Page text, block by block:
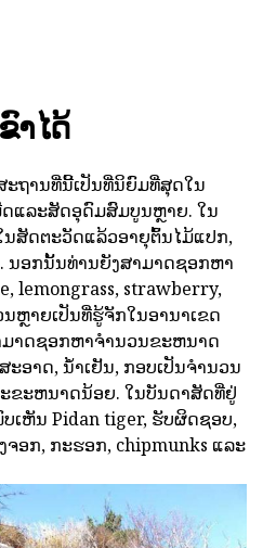
າໄດ້
ະຖານທີ່ນີ້ເປັນທີ່ນິຍົມທີ່ສຸດໃນ
ດແລະສັດອຸດົມສົມບູນຫຼາຍ. ໃນ
ນສັດຕະວັດແລ້ວອາຍຸຕົ້ນໄມ້ແປກ,
ນອກນັ້ນທ່ານຍັງສາມາດຊອກຫາ
lemongrass, strawberry,
ຫຼາຍເປັນທີ່ຮູ້ຈັກໃນອານາເຂດ
ມາດຊອກຫາຈໍານວນຂະຫນາດ
ອາດ, ນ້ໍາເຢັນ, ກອບເປັນຈໍານວນ
ຂະຫນາດນ້ອຍ. ໃນບັນດາສັດທີ່ຢູ່
ເຫັນ Pidan tiger, ຮັບຜິດຊອບ,
ຈອກ, ກະຮອກ, chipmunks ແລະ